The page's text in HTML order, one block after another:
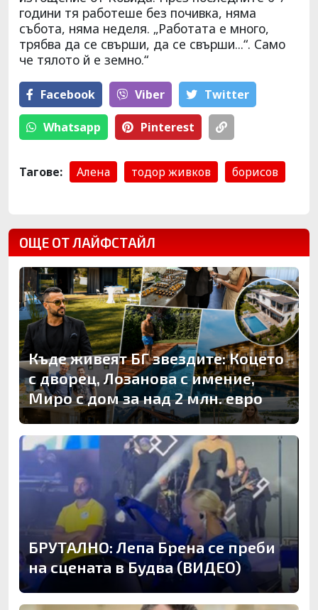
години тя работеше без почивка, няма
събота, няма неделя. „Работата е много,
трябва да се свърши, да се свърши...“. Само
че тялото й е земно.“
Facebook Viber Тwitter
Whatsapp Pinterest
Тагове: Алена тодор живков борисов
ОЩЕ ОТ ЛАЙФСТАЙЛ
Къде живеят БГ звездите: Коцето
с дворец, Лозанова с имение,
Миро с дом за над 2 млн. евро
БРУТАЛНО: Лепа Брена се преби
на сцената в Будва (ВИДЕО)